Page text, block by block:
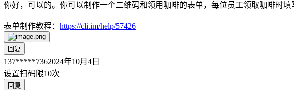
你好，可以的。你可以制作一个二维码和领用咖啡的表单，每位员工领取咖啡时
表单制作教程： https://cli.im/help/57426
回复
137*****7362024年10月4日
设置扫码限10次
回复